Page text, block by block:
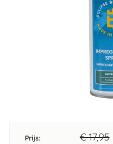
Prijs: € 17,95
begin